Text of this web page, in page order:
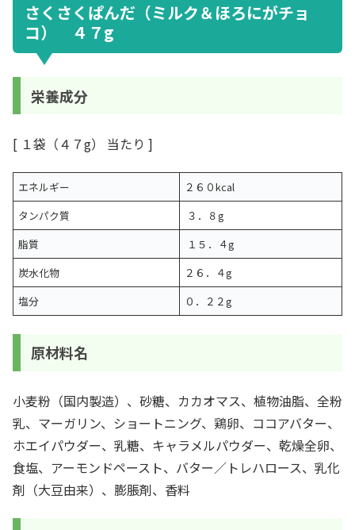
さくさくぱんだ（ミルク＆ほろにがチョ
コ） ４７g
栄養成分
[ １袋（４７g） 当たり ]
エネルギー
２６０kcal
タンパク質
３．８g
脂質
１５．４g
炭水化物
２６．４g
塩分
０．２２g
原材料名
小麦粉（国内製造）、砂糖、カカオマス、植物油脂、全粉
乳、マーガリン、ショートニング、鶏卵、ココアバター、
ホエイパウダー、乳糖、キャラメルパウダー、乾燥全卵、
食塩、アーモンドペースト、バター／トレハロース、乳化
剤（大豆由来）、膨脹剤、香料